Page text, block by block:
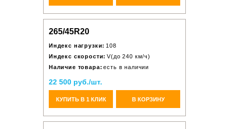
265/45R20
Индекс нагрузки: 108
Индекс скорости: V(до 240 км/ч)
Наличие товара: есть в наличии
22 500 руб./шт.
КУПИТЬ В 1 КЛИК В КОРЗИНУ